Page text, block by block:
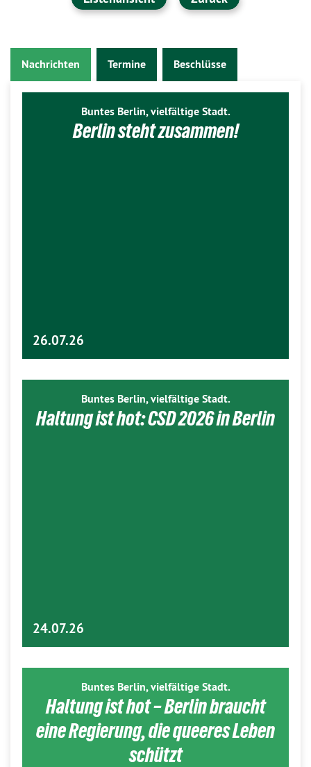
Nachrichten Termine Beschlüsse
Buntes Berlin, vielfältige Stadt.
Berlin steht zusammen!
26.07.26
Buntes Berlin, vielfältige Stadt.
Haltung ist hot: CSD 2026 in Berlin
24.07.26
Buntes Berlin, vielfältige Stadt.
Haltung ist hot – Berlin braucht
eine Regierung, die queeres Leben
schützt